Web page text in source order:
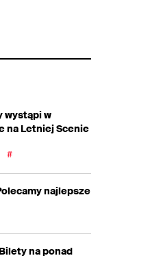
wystąpi w
na Letniej Scenie
#
najlepsze
na ponad